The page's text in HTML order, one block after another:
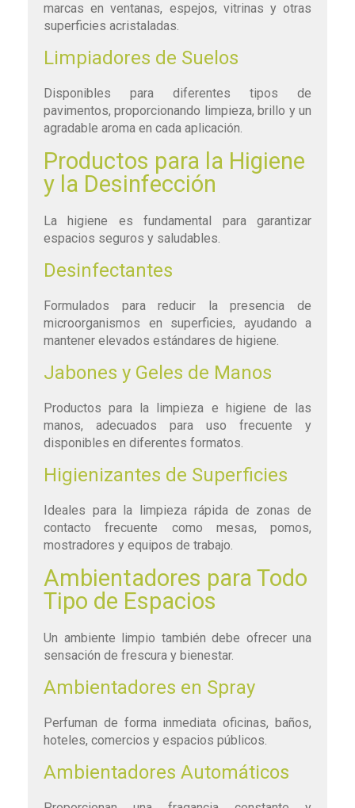
marcas en ventanas, espejos, vitrinas y otras
superficies acristaladas.
Limpiadores de Suelos
Disponibles para diferentes tipos de
pavimentos, proporcionando limpieza, brillo y un
agradable aroma en cada aplicación.
Productos para la Higiene
y la Desinfección
La higiene es fundamental para garantizar
espacios seguros y saludables.
Desinfectantes
Formulados para reducir la presencia de
microorganismos en superficies, ayudando a
mantener elevados estándares de higiene.
Jabones y Geles de Manos
Productos para la limpieza e higiene de las
manos, adecuados para uso frecuente y
disponibles en diferentes formatos.
Higienizantes de Superficies
Ideales para la limpieza rápida de zonas de
contacto frecuente como mesas, pomos,
mostradores y equipos de trabajo.
Ambientadores para Todo
Tipo de Espacios
Un ambiente limpio también debe ofrecer una
sensación de frescura y bienestar.
Ambientadores en Spray
Perfuman de forma inmediata oficinas, baños,
hoteles, comercios y espacios públicos.
Ambientadores Automáticos